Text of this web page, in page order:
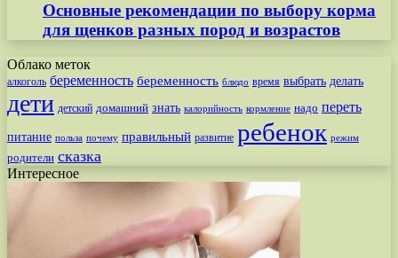
Основные рекомендации по выбору корма
для щенков разных пород и возрастов
Облако меток
алкоголь беременность беременность блюдо время выбрать делать
дети детский домашний знать калорийность кормление надо переть
питание польза почему правильный развитие ребенок режим
родители сказка
Интересное